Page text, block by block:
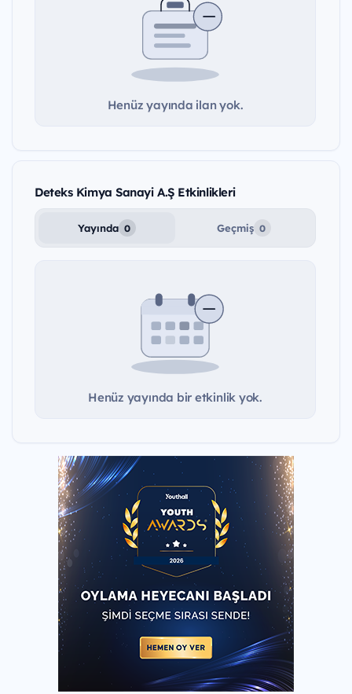
Henüz yayında ilan yok.
Deteks Kimya Sanayi A.Ş Etkinlikleri
Yayında 0 Geçmiş 0
Henüz yayında bir etkinlik yok.